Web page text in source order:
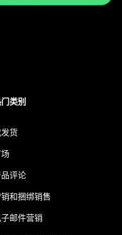
类别
货
品评论
和捆绑销售
子邮件营销